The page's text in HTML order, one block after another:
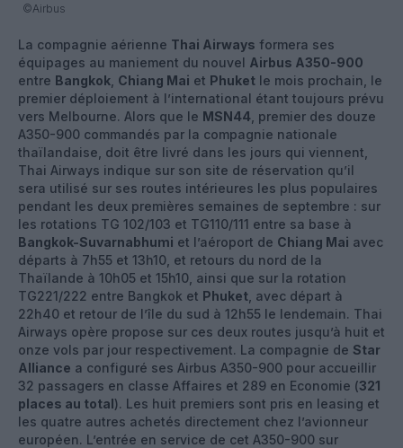
©Airbus
La compagnie aérienne Thai Airways formera ses
équipages au maniement du nouvel Airbus A350-900
entre Bangkok Chiang Mai et Phuket le mois prochain, le
premier déploiement à l’international étant toujours prévu
vers Melbourne. Alors que le MSN44 , premier des douze
A350-900 commandés par la compagnie nationale
thaïlandaise, doit être livré dans les jours qui viennent,
Thai Airways indique sur son site de réservation qu’il
sera utilisé sur ses routes intérieures les plus populaires
pendant les deux premières semaines de septembre : sur
les rotations TG 102/103 et TG110/111 entre sa base à
Bangkok-Suvarnabhumi et l’aéroport de Chiang Mai avec
départs à 7h55 et 13h10, et retours du nord de la
Thaïlande à 10h05 et 15h10, ainsi que sur la rotation
TG221/222 entre Bangkok et Phuket , avec départ à
22h40 et retour de l’île du sud à 12h55 le lendemain. Thai
Airways opère propose sur ces deux routes jusqu’à huit et
onze vols par jour respectivement. La compagnie de Star
Alliance a configuré ses Airbus A350-900 pour accueillir
32 passagers en classe Affaires et 289 en Economie (321
places au total). Les huit premiers sont pris en leasing et
les quatre autres achetés directement chez l’avionneur
européen. L’entrée en service de cet A350-900 sur